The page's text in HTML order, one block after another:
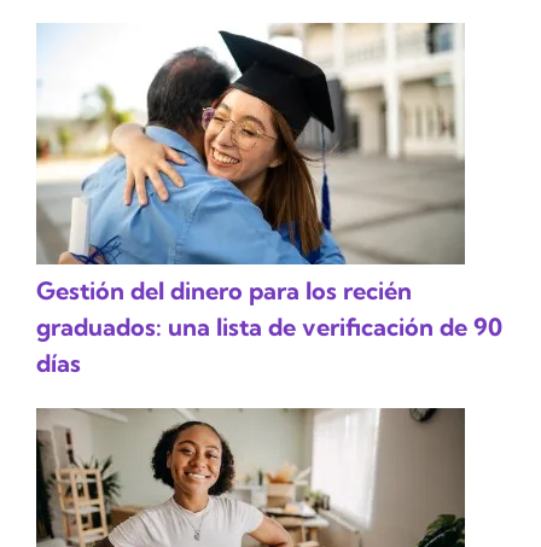
Gestión del dinero para los recién
graduados: una lista de verificación de 90
días